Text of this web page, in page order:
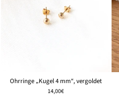
Ohrringe „Kugel 4 mm“, vergoldet
14,00€